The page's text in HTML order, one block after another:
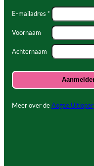
E-mailadres *
Voornaam
Achternaam
Meer over deAogse Uitloper